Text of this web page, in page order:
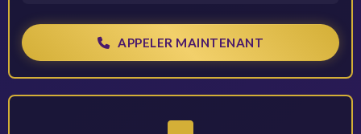
APPELER MAINTENANT